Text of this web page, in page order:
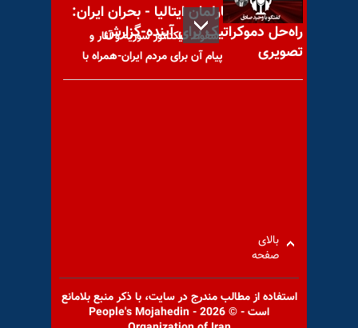
سقوط دیکتاتور سوریه و آثار و
پیام آن برای مردم ایران-همراه با
کاری باید انجام بشود-همراه با
سؤالات شما
کنفرانس در پارلمان ایتالیا - بحران ایران:
راه‌حل دموکراتیک برای آینده-گزارش
تصویری
بالای
صفحه
استفاده از مطالب مندرج در سايت، با ذكر منبع بلامانع
است - © 2026 - People's Mojahedin